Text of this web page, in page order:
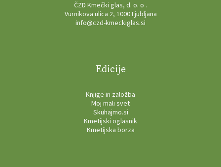
ČZD Kmečki glas, d. o. o .
Vurnikova ulica 2, 1000 Ljubljana
info@czd-kmeckiglas.si
Edicije
Knjige in založba
Moj mali svet
Skuhajmo.si
Kmetijski oglasnik
Kmetijska borza